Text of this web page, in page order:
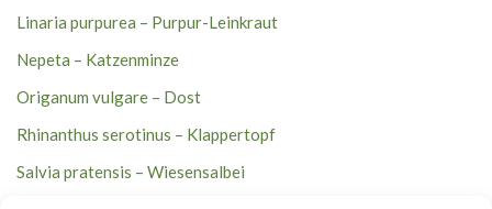
Linaria purpurea – Purpur-Leinkraut
Nepeta – Katzenminze
Origanum vulgare – Dost
Rhinanthus serotinus – Klappertopf
Salvia pratensis – Wiesensalbei